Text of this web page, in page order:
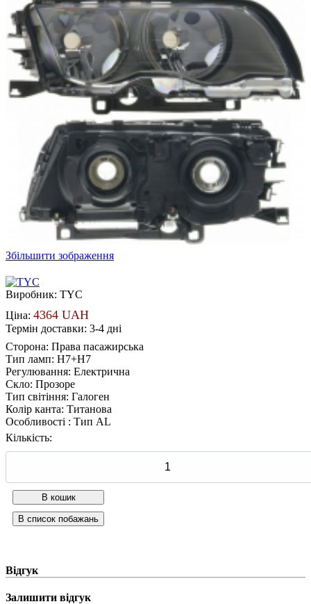
Збільшити зображення
Виробник: TYC
Ціна: 4364 UAH
Термін доставки: 3-4 дні
Сторона: Права пасажирська
Тип ламп: H7+H7
Регулювання: Електрична
Скло: Прозоре
Тип світіння: Галоген
Колір канта: Титанова
Особливості : Тип AL
Кількість:
Відгук
Залишити відгук